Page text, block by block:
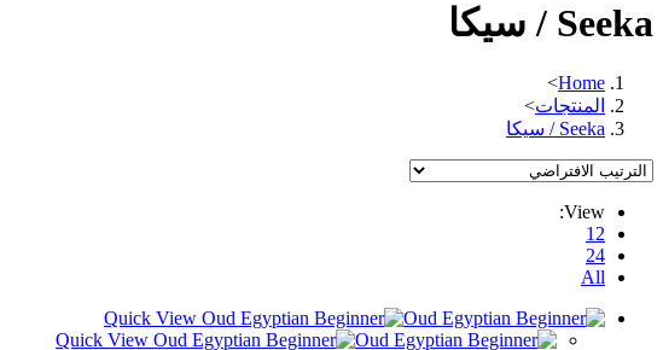
Seeka / سيكا
Home
>
المنتجات>
Seeka / سيكا
View:
12
24
All